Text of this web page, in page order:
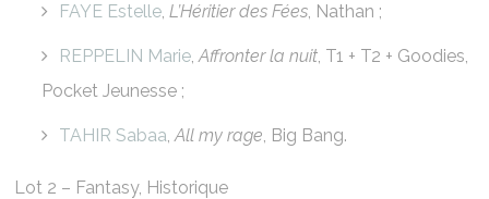
FAYE Estelle,L’Héritier des Fées, Nathan ;
REPPELIN Marie,Affronter la nuit, T1 + T2 + Goodies,
Pocket Jeunesse ;
TAHIR Sabaa,All my rage, Big Bang.
Lot 2 – Fantasy, Historique